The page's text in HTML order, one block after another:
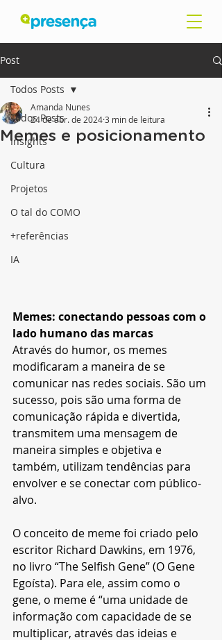
Post
Todos Posts
Insights
Cultura
Projetos
O tal do COMO
+referências
IA
Todos Posts
Memes e posicionamento
Amanda Nunes
24 de abr. de 20243 min de leitura
Memes: conectando pessoas com o
lado humano das marcas
Através do humor, os memes
modificaram a maneira de se
comunicar nas redes sociais. São um
sucesso, pois são uma forma de
comunicação rápida e divertida,
transmitem uma mensagem de
maneira simples e objetiva e
também, utilizam tendências para
envolver e se conectar com público-
alvo.
O conceito de meme foi criado pelo
escritor Richard Dawkins, em 1976,
no livro “The Selfish Gene” (O Gene
Egoísta). Para ele, assim como o
gene, o meme é “uma unidade de
informação com capacidade de se
multiplicar, através das ideias e